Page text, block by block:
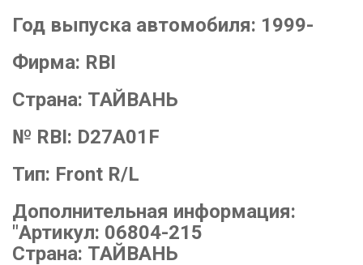
Год выпуска автомобиля: 1999-
Фирма: RBI
Страна: ТАЙВАНЬ
№ RBI: D27A01F
Тип: Front R/L
Дополнительная информация:
"Артикул: 06804-215
Страна: ТАЙВАНЬ